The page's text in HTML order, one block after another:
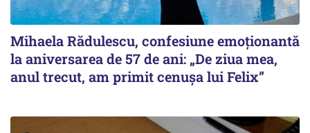
Mihaela Rădulescu, confesiune emoționantă
la aniversarea de 57 de ani: „De ziua mea,
anul trecut, am primit cenușa lui Felix”